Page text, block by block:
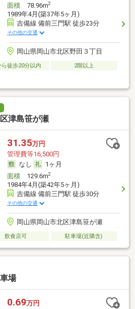
面積78.96m2
1989年4月(築37年5ヶ月)
吉備線 備前三門駅 徒歩23分
その他の交通
岡山県岡山市北区野田３丁目
ら徒歩20分以内
2階以上
津島笹が瀬
31.35万円
管理費等16,500円
なし
1ヶ月
面積129.6m2
1984年4月(築42年5ヶ月)
吉備線 備前三門駅 徒歩30分
その他の交通
岡山県岡山市北区津島笹が瀬
飲食店可 駐車場(近隣含)
場
0.69万円